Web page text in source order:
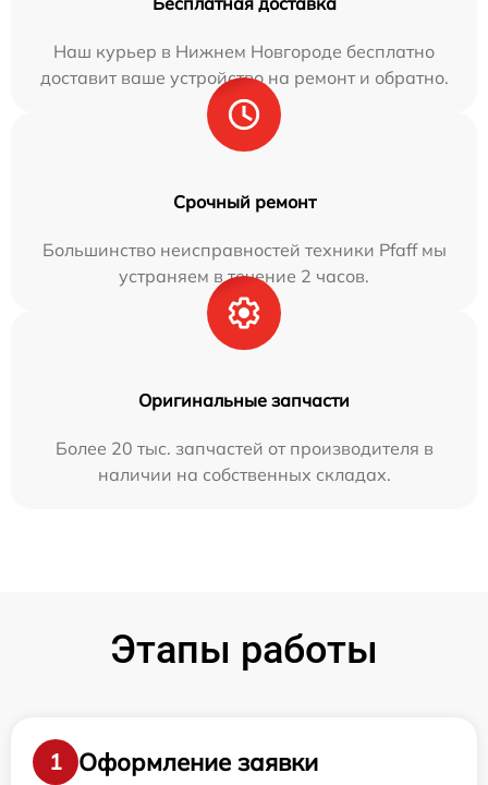
Наш курьер в Нижнем Новгороде бесплатно
доставит ваше устройство на ремонт и обратно.
Срочный ремонт
Большинство неисправностей техники Pfaff мы
устраняем в течение 2 часов.
Оригинальные запчасти
Более 20 тыс. запчастей от производителя в
наличии на собственных складах.
Этапы работы
1
Оформление заявки